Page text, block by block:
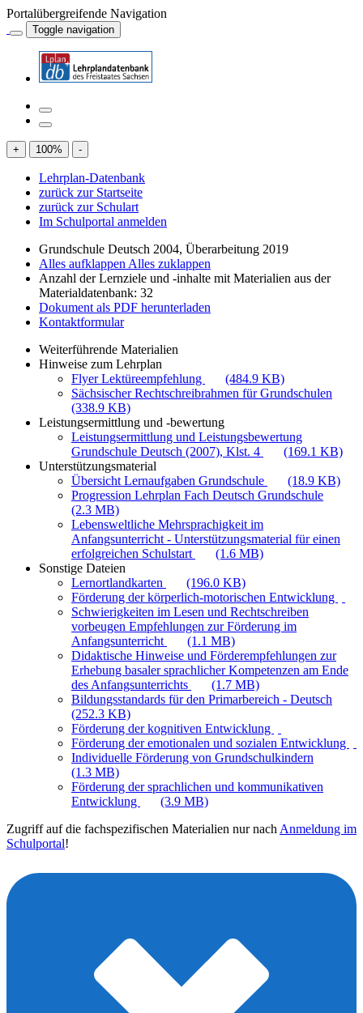
Portalübergreifende Navigation
Toggle navigation
+ 100% -
Lehrplan-Datenbank
zurück zur Startseite
zurück zur Schulart
Im Schulportal anmelden
Grundschule Deutsch 2004, Überarbeitung 2019
Alles aufklappen Alles zuklappen
Anzahl der Lernziele und -inhalte mit Materialien aus der
Materialdatenbank: 32
Dokument als PDF herunterladen
Kontaktformular
Weiterführende Materialien
Hinweise zum Lehrplan
Flyer Lektüreempfehlung
(484.9 KB)
Sächsischer Rechtschreibrahmen für Grundschulen
(338.9 KB)
Leistungsermittlung und -bewertung
Leistungsermittlung und Leistungsbewertung
Grundschule Deutsch (2007), Klst. 4
(169.1 KB)
Unterstützungsmaterial
Übersicht Lernaufgaben Grundschule
(18.9 KB)
Progression Lehrplan Fach Deutsch Grundschule
(2.3 MB)
Lebensweltliche Mehrsprachigkeit im
Anfangsunterricht - Unterstützungsmaterial für einen
erfolgreichen Schulstart
(1.6 MB)
Sonstige Dateien
Lernortlandkarten
(196.0 KB)
Förderung der körperlich-motorischen Entwicklung
Schwierigkeiten im Lesen und Rechtschreiben
vorbeugen Empfehlungen zur Förderung im
Anfangsunterricht
(1.1 MB)
Didaktische Hinweise und Förderempfehlungen zur
Erhebung basaler sprachlicher Kompetenzen am Ende
des Anfangsunterrichts
(1.7 MB)
Bildungsstandards für den Primarbereich - Deutsch
(252.3 KB)
Förderung der kognitiven Entwicklung
Förderung der emotionalen und sozialen Entwicklung
Individuelle Förderung von Grundschulkindern
(1.3 MB)
Förderung der sprachlichen und kommunikativen
Entwicklung
(3.9 MB)
Zugriff auf die fachspezifischen Materialien nur nach Anmeldung im
Schulportal!